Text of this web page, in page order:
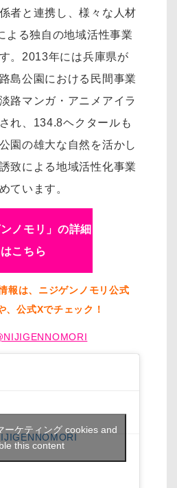
者と連携し、様々な人材
よる独自の地域活性事業
。2013年には兵庫県が
島公園における民間事業
路マンガ・アニメアイラ
れ、134.8ヘクタールも
園の雄大な自然を活かし
致による地域活性化事業
ています。
ンノモリ」の詳細
はこちら
報は、ニジゲンノモリ公式
、公式Xでチェック！
ーケティング cookies and
this content